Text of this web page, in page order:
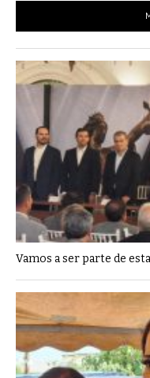
Vamos a ser parte de